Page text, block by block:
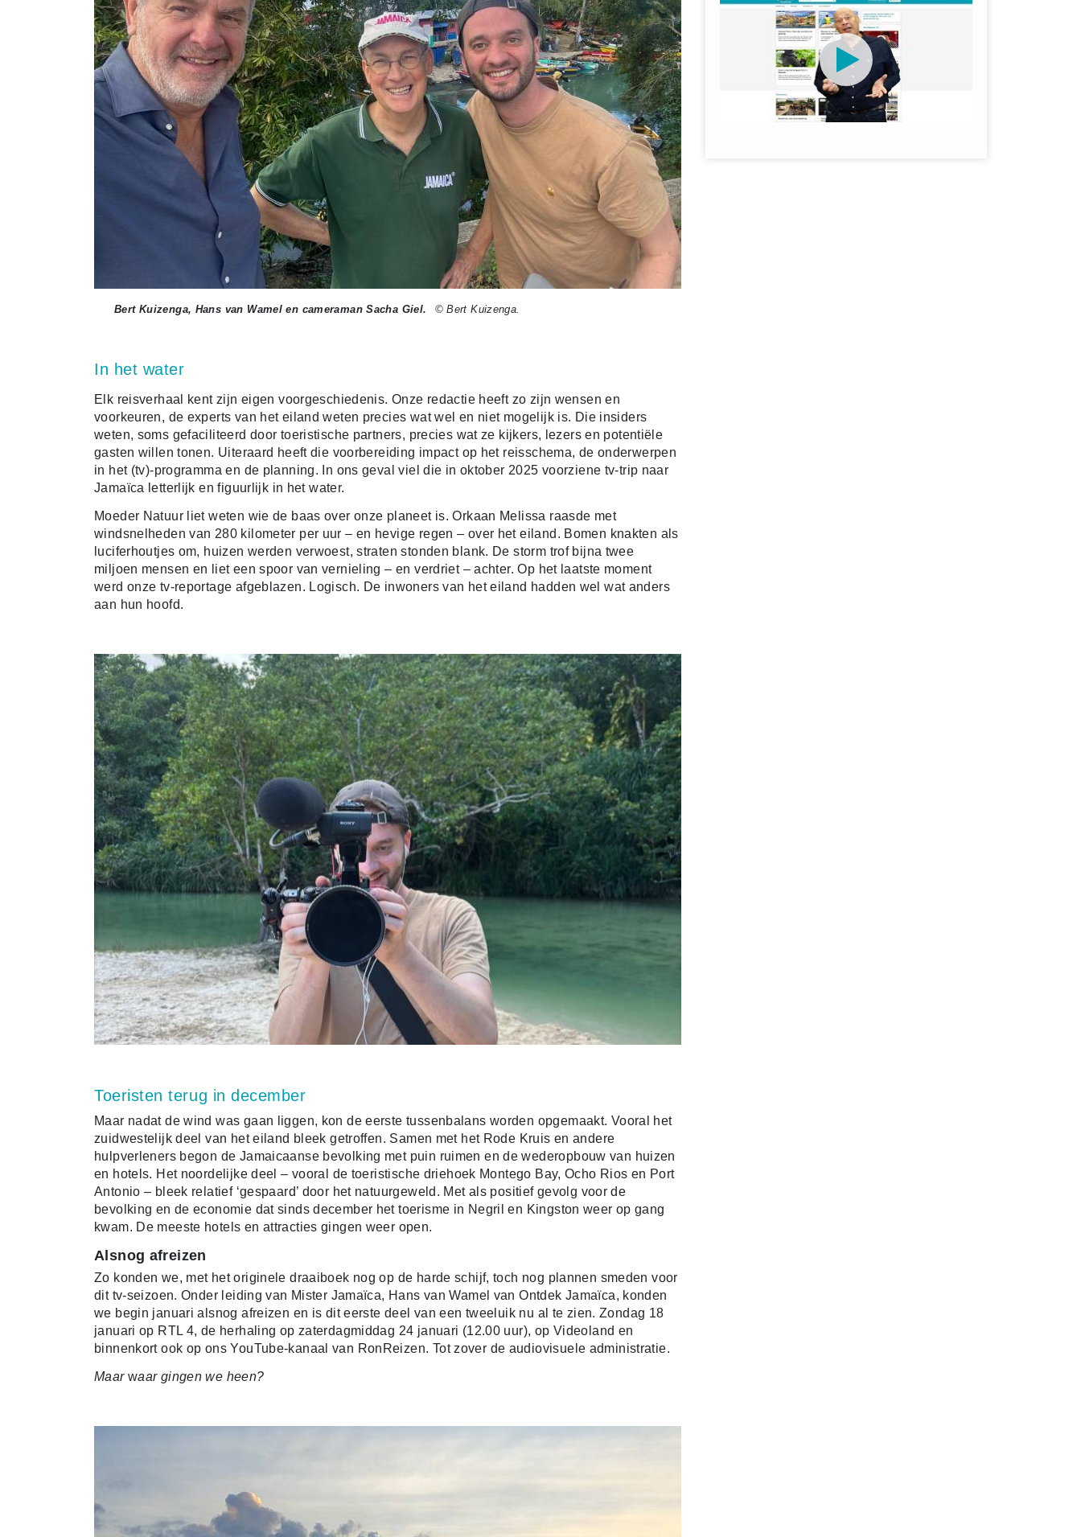
Bert Kuizenga, Hans van Wamel en cameraman Sacha Giel. © Bert Kuizenga.
In het water
Elk reisverhaal kent zijn eigen voorgeschiedenis. Onze redactie heeft zo zijn wensen en
voorkeuren, de experts van het eiland weten precies wat wel en niet mogelijk is. Die insiders
weten, soms gefaciliteerd door toeristische partners, precies wat ze kijkers, lezers en potentiële
gasten willen tonen. Uiteraard heeft die voorbereiding impact op het reisschema, de onderwerpen
in het (tv)-programma en de planning. In ons geval viel die in oktober 2025 voorziene tv-trip naar
Jamaïca letterlijk en figuurlijk in het water.
Moeder Natuur liet weten wie de baas over onze planeet is. Orkaan Melissa raasde met
windsnelheden van 280 kilometer per uur – en hevige regen – over het eiland. Bomen knakten als
luciferhoutjes om, huizen werden verwoest, straten stonden blank. De storm trof bijna twee
miljoen mensen en liet een spoor van vernieling – en verdriet – achter. Op het laatste moment
werd onze tv-reportage afgeblazen. Logisch. De inwoners van het eiland hadden wel wat anders
aan hun hoofd.
Toeristen terug in december
Maar nadat de wind was gaan liggen, kon de eerste tussenbalans worden opgemaakt. Vooral het
zuidwestelijk deel van het eiland bleek getroffen. Samen met het Rode Kruis en andere
hulpverleners begon de Jamaicaanse bevolking met puin ruimen en de wederopbouw van huizen
en hotels. Het noordelijke deel – vooral de toeristische driehoek Montego Bay, Ocho Rios en Port
Antonio – bleek relatief ‘gespaard’ door het natuurgeweld. Met als positief gevolg voor de
bevolking en de economie dat sinds december het toerisme in Negril en Kingston weer op gang
kwam. De meeste hotels en attracties gingen weer open.
Alsnog afreizen
Zo konden we, met het originele draaiboek nog op de harde schijf, toch nog plannen smeden voor
dit tv-seizoen. Onder leiding van Mister Jamaïca, Hans van Wamel van Ontdek Jamaïca, konden
we begin januari alsnog afreizen en is dit eerste deel van een tweeluik nu al te zien. Zondag 18
januari op RTL 4, de herhaling op zaterdagmiddag 24 januari (12.00 uur), op Videoland en
binnenkort ook op ons YouTube-kanaal van RonReizen. Tot zover de audiovisuele administratie.
Maarwaar gingen we heen?